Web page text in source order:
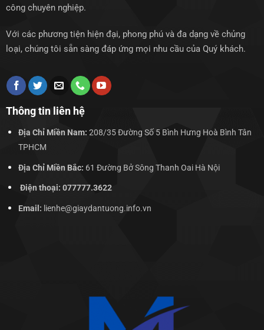
công chuyên nghiệp.
Với các phương tiện hiện đại, phong phú và đa dạng về chủng
loại, chúng tôi sẵn sàng đáp ứng mọi nhu cầu của Quý khách.
Thông tin liên hệ
Địa Chỉ Miền Nam: 208/35 Đường Số 5 Bình Hưng Hoà Bình Tân
TPHCM
Địa Chỉ Miền Bắc: 61 Đường Bở Sông Thanh Oai Hà Nội
Điện thoại: 077777.3622
Email: lienhe@giaydantuong.info.vn